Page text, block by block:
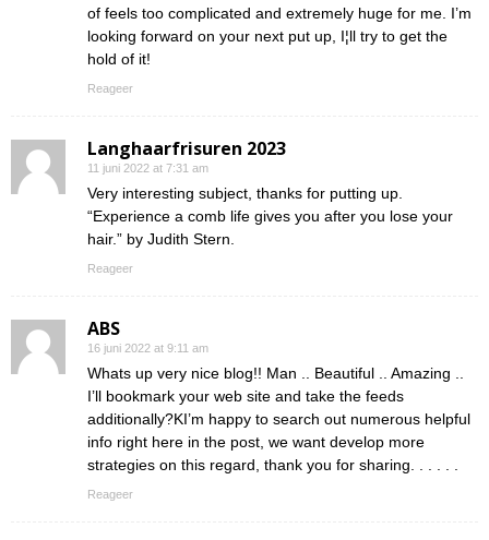
of feels too complicated and extremely huge for me. I’m
looking forward on your next put up, I¦ll try to get the
hold of it!
Reageer
Langhaarfrisuren 2023
11 juni 2022 at 7:31 am
Very interesting subject, thanks for putting up.
“Experience a comb life gives you after you lose your
hair.” by Judith Stern.
Reageer
ABS
16 juni 2022 at 9:11 am
Whats up very nice blog!! Man .. Beautiful .. Amazing ..
I’ll bookmark your web site and take the feeds
additionally?KI’m happy to search out numerous helpful
info right here in the post, we want develop more
strategies on this regard, thank you for sharing. . . . . .
Reageer